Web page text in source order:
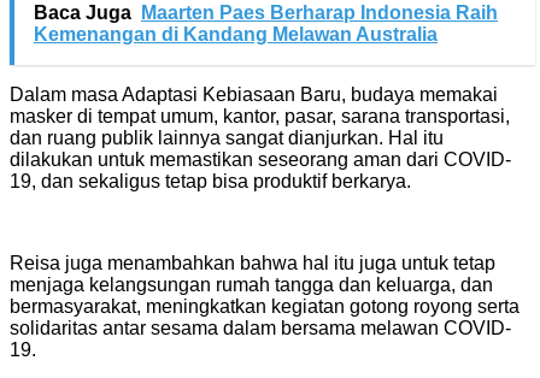
Baca Juga
Maarten Paes Berharap Indonesia Raih
Kemenangan di Kandang Melawan Australia
Dalam masa Adaptasi Kebiasaan Baru, budaya memakai
masker di tempat umum, kantor, pasar, sarana transportasi,
dan ruang publik lainnya sangat dianjurkan. Hal itu
dilakukan untuk memastikan seseorang aman dari COVID-
19, dan sekaligus tetap bisa produktif berkarya.
Reisa juga menambahkan bahwa hal itu juga untuk tetap
menjaga kelangsungan rumah tangga dan keluarga, dan
bermasyarakat, meningkatkan kegiatan gotong royong serta
solidaritas antar sesama dalam bersama melawan COVID-
19.